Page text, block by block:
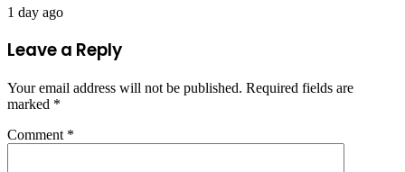
1 day ago
Leave a Reply
Your email address will not be published. Required fields are
marked *
Comment *